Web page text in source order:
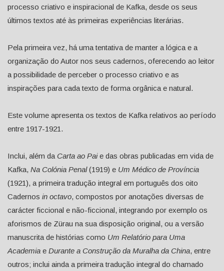
processo criativo e inspiracional de Kafka, desde os seus
últimos textos até às primeiras experiências literárias.
Pela primeira vez, há uma tentativa de manter a lógica e a
organização do Autor nos seus cadernos, oferecendo ao leitor
a possibilidade de perceber o processo criativo e as
inspirações para cada texto de forma orgânica e natural.
Este volume apresenta os textos de Kafka relativos ao período
entre 1917-1921.
Inclui, além da Carta ao Paie das obras publicadas em vida de
Kafka, Na Colónia Penal(1919) e Um Médico de Província
(1921), a primeira tradução integral em português dos oito
Cadernos in octavo, compostos por anotações diversas de
carácter ficcional e não-ficcional, integrando por exemplo os
aforismos de Zürau na sua disposição original, ou a versão
manuscrita de histórias como Um Relatório para Uma
Academia e Durante a Construção da Muralha da China, entre
outros; inclui ainda a primeira tradução integral do chamado